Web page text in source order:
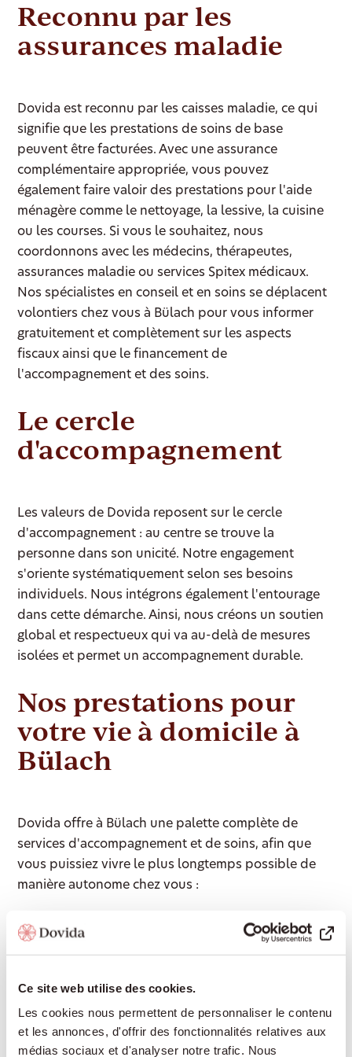
Ce site web utilise des cookies.
Les cookies nous permettent de personnaliser le contenu
et les annonces, d'offrir des fonctionnalités relatives aux
médias sociaux et d'analyser notre trafic. Nous
Reconnu par les
assurances maladie
Dovida est reconnu par les caisses maladie, ce qui
signifie que les prestations de soins de base
peuvent être facturées. Avec une assurance
complémentaire appropriée, vous pouvez
également faire valoir des prestations pour l'aide
ménagère comme le nettoyage, la lessive, la cuisine
ou les courses. Si vous le souhaitez, nous
coordonnons avec les médecins, thérapeutes,
assurances maladie ou services Spitex médicaux.
Nos spécialistes en conseil et en soins se déplacent
volontiers chez vous à Bülach pour vous informer
gratuitement et complètement sur les aspects
fiscaux ainsi que le financement de
l'accompagnement et des soins.
Le cercle
d'accompagnement
Les valeurs de Dovida reposent sur le cercle
d'accompagnement : au centre se trouve la
personne dans son unicité. Notre engagement
s'oriente systématiquement selon ses besoins
individuels. Nous intégrons également l'entourage
dans cette démarche. Ainsi, nous créons un soutien
global et respectueux qui va au-delà de mesures
isolées et permet un accompagnement durable.
Nos prestations pour
votre vie à domicile à
Bülach
Dovida offre à Bülach une palette complète de
services d'accompagnement et de soins, afin que
vous puissiez vivre le plus longtemps possible de
manière autonome chez vous :
Conversations
pour la participation sociale et contre la solitude
Aide ménagère :Soutien dans les tâches
domestiques, lessive, travaux de nettoyage légers
Accompagnement à l'extérieur :Rendez-vous